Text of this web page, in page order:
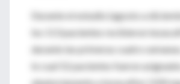
Durante el estudio (agosto a
los 113 pacientes recibieron
durante las primeras cuatro
lo cual 52 pacientes fueron asignados